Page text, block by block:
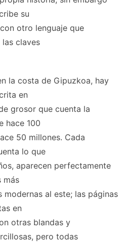
su
otro lenguaje que
claves
la costa de Gipuzkoa, hay
en
grosor que cuenta la
hace 100
50 millones. Cada
lo que
aparecen perfectamente
más
modernas al este; las páginas
en
otras blandas y
pero todas